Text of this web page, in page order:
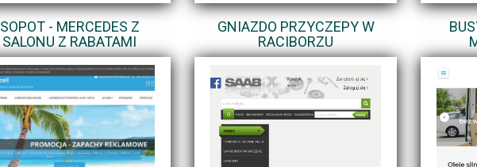
SOPOT - MERCEDES Z
SALONU Z RABATAMI
GNIAZDO PRZYCZEPY W
RACIBORZU